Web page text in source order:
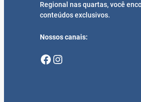
Regional nas quartas, você
conteúdos exclusivos.
Nossos canais:
Facebook Instagram